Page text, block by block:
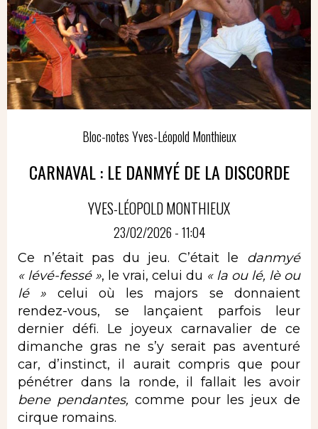
Bloc-notes Yves-Léopold Monthieux
CARNAVAL : LE DANMYÉ DE LA DISCORDE
YVES-LÉOPOLD MONTHIEUX
23/02/2026 - 11:04
Ce n’était pas du jeu. C’était le danmyé
« lévé-fessé », le vrai, celui du « la ou lé, lè ou
lé » celui où les majors se donnaient
rendez-vous, se lançaient parfois leur
dernier défi. Le joyeux carnavalier de ce
dimanche gras ne s’y serait pas aventuré
car, d’instinct, il aurait compris que pour
pénétrer dans la ronde, il fallait les avoir
bene pendantes, comme pour les jeux de
cirque romains.